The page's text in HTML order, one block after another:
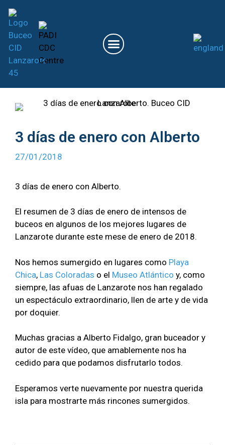
3 días de enero con Alberto
27/01/2018
3 días de enero con Alberto.
El resumen de 3 días de enero de intensos de
buceos en algunos de los mejores lugares de
Lanzarote durante este mese de enero de 2018.
Nos hemos sumergido en lugares como Playa
Chica, Las Coloradas o el Museo Atlántico y, como
siempre, las afuas de Lanzarote nos han regalado
un espectáculo extraordinario, llen de arte y de vida
por doquier.
Muchas gracias a Alberto Fidalgo, gran buceador y
autor de este vídeo, que amablemente nos ha
cedido para que podamos disfrutarlo todos.
Esperamos verte nuevamente por nuestra querida
isla para mostrarte más rincones sumergidos.